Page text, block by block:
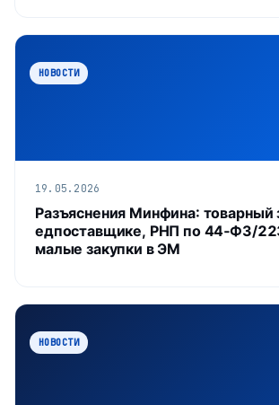
НОВОСТИ
19.05.2026
Разъяснения Минфина: товарный
едпоставщике, РНП по 44‑ФЗ/
малые закупки в ЭМ
НОВОСТИ